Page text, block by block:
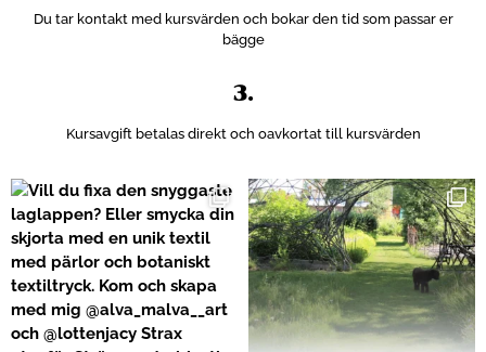
Du tar kontakt med kursvärden och bokar den tid som passar er
bägge
3.
Kursavgift betalas direkt och oavkortat till kursvärden